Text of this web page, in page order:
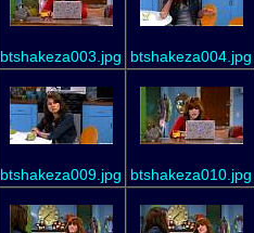
btshakeza003.jpg btshakeza004.jpg
btshakeza009.jpg btshakeza010.jpg